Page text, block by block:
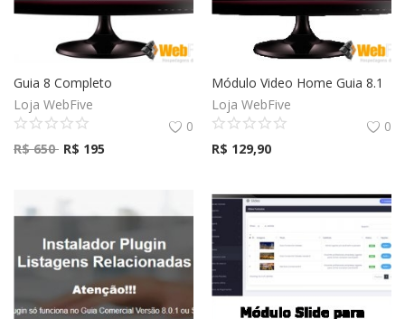
Guia 8 Completo
Loja WebFive
0
R$650 R$ 195
Módulo Video Home Guia 8.1
Loja WebFive
0
R$ 129,90